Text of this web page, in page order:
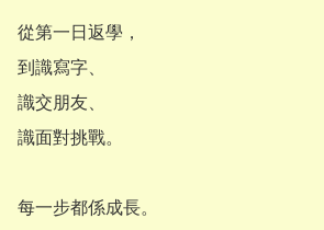
從第一日返學，
到識寫字、
識交朋友、
識面對挑戰。
每一步都係成長。